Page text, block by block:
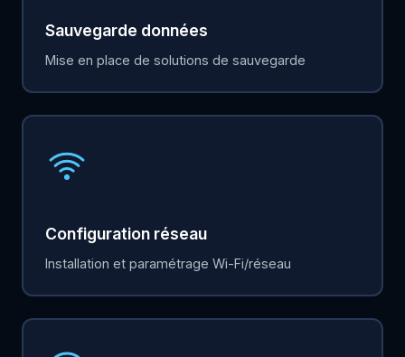
Sauvegarde données
Mise en place de solutions de sauvegarde
Configuration réseau
Installation et paramétrage Wi-Fi/réseau